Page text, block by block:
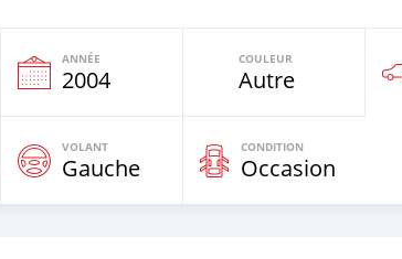
ANNÉE
2004
COULEUR
Autre
VOLANT
Gauche
CONDITION
Occasion